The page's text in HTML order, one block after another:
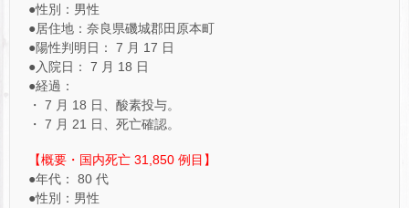
●性別：男性
●居住地：奈良県磯城郡田原本町
●陽性判明日： 7 月 17 日
●入院日： 7 月 18 日
●経過：
・ 7 月 18 日、酸素投与。
・ 7 月 21 日、死亡確認。
【概要・国内死亡 31,850 例目】
●年代： 80 代
●性別：男性